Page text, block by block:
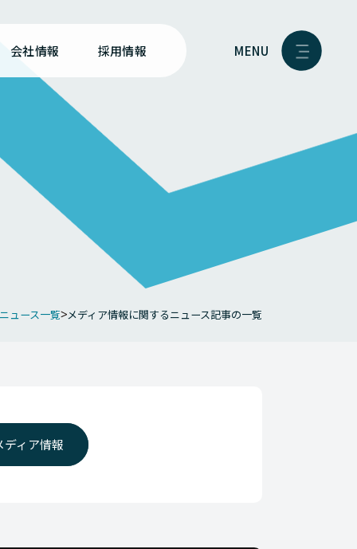
会社情報 採用情報 MENU
ニュース一覧 メディア情報に関するニュース記事の一覧
ディア情報